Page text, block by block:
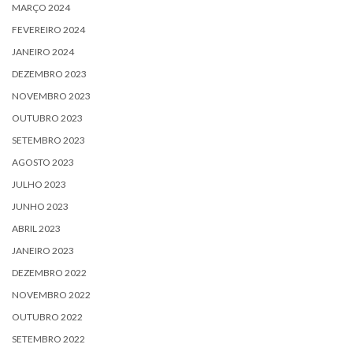
MARÇO 2024
FEVEREIRO 2024
JANEIRO 2024
DEZEMBRO 2023
NOVEMBRO 2023
OUTUBRO 2023
SETEMBRO 2023
AGOSTO 2023
JULHO 2023
JUNHO 2023
ABRIL 2023
JANEIRO 2023
DEZEMBRO 2022
NOVEMBRO 2022
OUTUBRO 2022
SETEMBRO 2022